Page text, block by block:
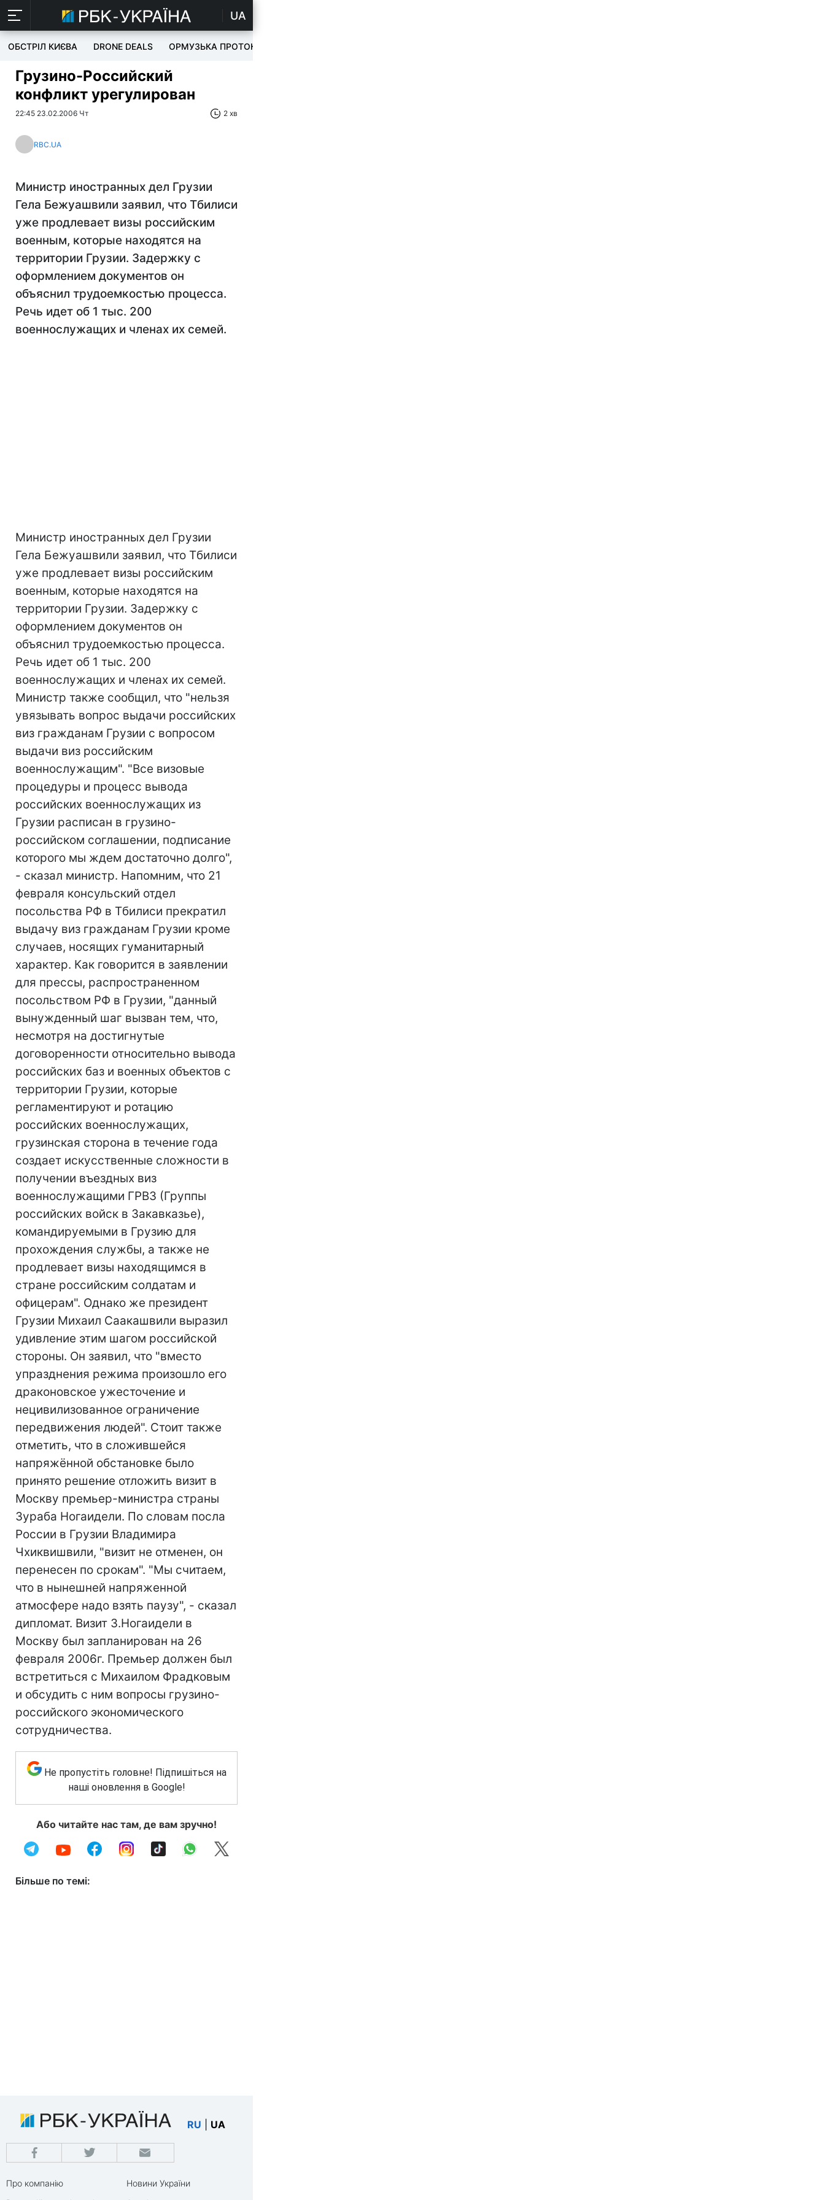
UA
ОБСТРІЛ КИЄВА DRONE DEALS ОРМУЗЬКА ПРОТОКА
Грузино-Российский
конфликт урегулирован
22:45 23.02.2006 Чт 2 хв
RBC.UA
Министр иностранных дел Грузии
Гела Бежуашвили заявил, что Тбилиси
уже продлевает визы российским
военным, которые находятся на
территории Грузии. Задержку с
оформлением документов он
объяснил трудоемкостью процесса.
Речь идет об 1 тыс. 200
военнослужащих и членах их семей.
Министр иностранных дел Грузии
Гела Бежуашвили заявил, что Тбилиси
уже продлевает визы российским
военным, которые находятся на
территории Грузии. Задержку с
оформлением документов он
объяснил трудоемкостью процесса.
Речь идет об 1 тыс. 200
военнослужащих и членах их семей.
Министр также сообщил, что "нельзя
увязывать вопрос выдачи российских
виз гражданам Грузии с вопросом
выдачи виз российским
военнослужащим". "Все визовые
процедуры и процесс вывода
российских военнослужащих из
Грузии расписан в грузино-
российском соглашении, подписание
которого мы ждем достаточно долго",
- сказал министр. Напомним, что 21
февраля консульский отдел
посольства РФ в Тбилиси прекратил
выдачу виз гражданам Грузии кроме
случаев, носящих гуманитарный
характер. Как говорится в заявлении
для прессы, распространенном
посольством РФ в Грузии, "данный
вынужденный шаг вызван тем, что,
несмотря на достигнутые
договоренности относительно вывода
российских баз и военных объектов с
территории Грузии, которые
регламентируют и ротацию
российских военнослужащих,
грузинская сторона в течение года
создает искусственные сложности в
получении въездных виз
военнослужащими ГРВЗ (Группы
российских войск в Закавказье),
командируемыми в Грузию для
прохождения службы, а также не
продлевает визы находящимся в
стране российским солдатам и
офицерам". Однако же президент
Грузии Михаил Саакашвили выразил
удивление этим шагом российской
стороны. Он заявил, что "вместо
упразднения режима произошло его
драконовское ужесточение и
нецивилизованное ограничение
передвижения людей". Стоит также
отметить, что в сложившейся
напряжённой обстановке было
принято решение отложить визит в
Москву премьер-министра страны
Зураба Ногаидели. По словам посла
России в Грузии Владимира
Чхиквишвили, "визит не отменен, он
перенесен по срокам". "Мы считаем,
что в нынешней напряженной
атмосфере надо взять паузу", - сказал
дипломат. Визит З.Ногаидели в
Москву был запланирован на 26
февраля 2006г. Премьер должен был
встретиться с Михаилом Фрадковым
и обсудить с ним вопросы грузино-
российского экономического
сотрудничества.
Не пропустіть головне! Підпишіться на
наші оновлення в Google!
Або читайте нас там, де вам зручно!
Більше по темі:
RU UA
Про компанію
Новини України